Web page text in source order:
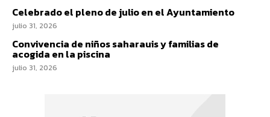
Celebrado el pleno de julio en el Ayuntamiento
julio 31, 2026
Convivencia de niños saharauis y familias de
acogida en la piscina
julio 31, 2026